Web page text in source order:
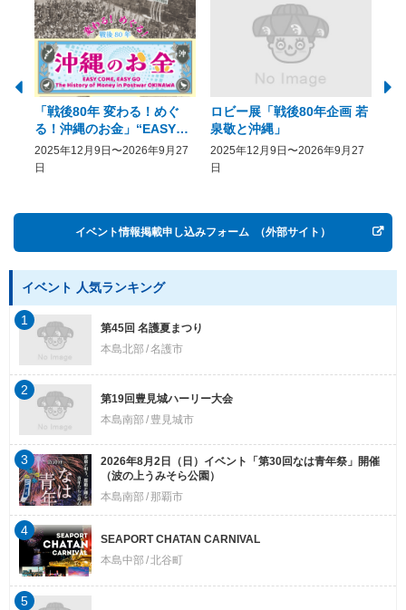
「戦後80年 変わる！めぐ
る！沖縄のお金」“EASY
COME, EASY GO － The
History of Money in
2025年12月9日〜2026年9月27
日
ロビー展「戦後80年企画 若
泉敬と沖縄」
2025年12月9日〜2026年9月27
日
イベント情報掲載申し込みフォーム （外部サイト）
イベント 人気ランキング
第45回 名護夏まつり
本島北部 名護市
1
第19回豊見城ハーリー大会
本島南部
豊見城市
2
2026年8月2日（日）イベント「第30回なは青年祭」開催
（波の上うみそら公園）
本島南部
那覇市
3
SEAPORT CHATAN CARNIVAL
本島中部 北谷町
4
5